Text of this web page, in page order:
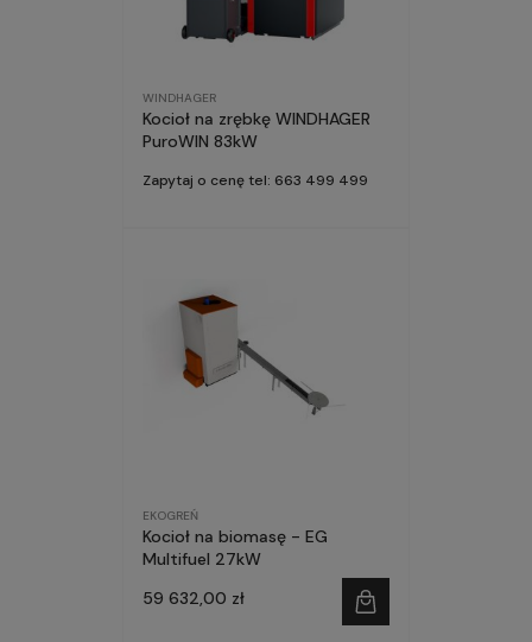
WINDHAGER
Kocioł na zrębkę WINDHAGER
PuroWIN 83kW
Zapytaj o cenę tel: 663 499 499
EKOGREŃ
Kocioł na biomasę - EG
Multifuel 27kW
59 632,00 zł